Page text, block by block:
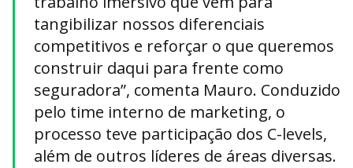
tangibilizar nossos diferenciais
competitivos e reforçar o que queremos
construir daqui para frente como
seguradora”, comenta Mauro. Conduzido
pelo time interno de marketing, o
processo teve participação dos C-levels,
além de outros líderes de áreas diversas.